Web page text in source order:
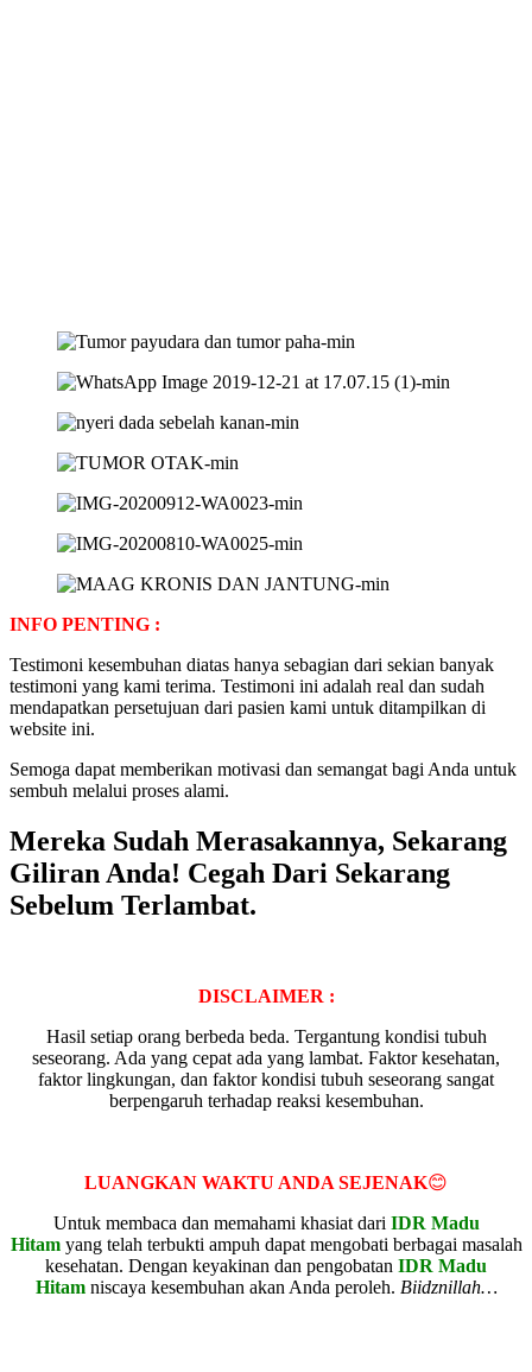
INFO PENTING :
Testimoni kesembuhan diatas hanya sebagian dari sekian banyak
testimoni yang kami terima. Testimoni ini adalah real dan sudah
mendapatkan persetujuan dari pasien kami untuk ditampilkan di
website ini.
Semoga dapat memberikan motivasi dan semangat bagi Anda untuk
sembuh melalui proses alami.
Mereka Sudah Merasakannya, Sekarang
Giliran Anda! Cegah Dari Sekarang
Sebelum Terlambat.
DISCLAIMER :
Hasil setiap orang berbeda beda. Tergantung kondisi tubuh
seseorang. Ada yang cepat ada yang lambat. Faktor kesehatan,
faktor lingkungan, dan faktor kondisi tubuh seseorang sangat
berpengaruh terhadap reaksi kesembuhan.
LUANGKAN WAKTU ANDA SEJENAK😊
Untuk membaca dan memahami khasiat dari IDR Madu
Hitamyang telah terbukti ampuh dapat mengobati berbagai masalah
kesehatan. Dengan keyakinan dan pengobatan IDR Madu
Hitamniscaya kesembuhan akan Anda peroleh. Biidznillah…